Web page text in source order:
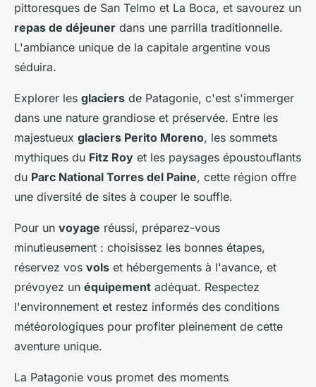
pittoresques de San Telmo et La Boca, et savourez un
repas de déjeuner dans une parrilla traditionnelle.
L'ambiance unique de la capitale argentine vous
séduira.
Explorer les glaciers de Patagonie, c'est s'immerger
dans une nature grandiose et préservée. Entre les
majestueux glaciers Perito Moreno, les sommets
mythiques du Fitz Roy et les paysages époustouflants
du Parc National Torres del Paine, cette région offre
une diversité de sites à couper le souffle.
Pour un voyage réussi, préparez-vous
minutieusement : choisissez les bonnes étapes,
réservez vos vols et hébergements à l'avance, et
prévoyez un équipement adéquat. Respectez
l'environnement et restez informés des conditions
météorologiques pour profiter pleinement de cette
aventure unique.
La Patagonie vous promet des moments